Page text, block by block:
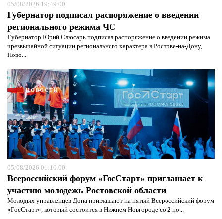
05/08/2026 19:49:00
Губернатор подписал распоряжение о введении
регионального режима ЧС
Губернатор Юрий Слюсарь подписал распоряжение о введении режима
чрезвычайной ситуации регионального характера в Ростове-на-Дону,
Ново...
НОВОСТИ
05/08/2026 01:10:00
Всероссийский форум «ГосСтарт» приглашает к
участию молодежь Ростовской области
Молодых управленцев Дона приглашают на пятый Всероссийский форум
«ГосСтарт», который состоится в Нижнем Новгороде со 2 по...
Я согласен сполитикой конфиденциальности и
защиты информации*
Я согласен сполитикой конфиденциальности и
защиты информации*